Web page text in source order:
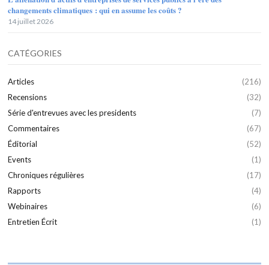
changements climatiques : qui en assume les coûts ?
14 juillet 2026
CATÉGORIES
Articles
(216)
Recensions
(32)
Série d'entrevues avec les presidents
(7)
Commentaires
(67)
Éditorial
(52)
Events
(1)
Chroniques régulières
(17)
Rapports
(4)
Webinaires
(6)
Entretien Écrit
(1)